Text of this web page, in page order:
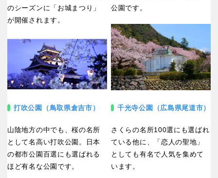
のシーズンに「お城まつり」
が開催されます。
公園です。
打吹公園（鳥取県倉吉市）
山陰地方の中でも、桜の名所
として名高い打吹公園。日本
の都市公園百選にも選ばれる
ほど有名な公園です。
千光寺公園（広島県尾道市）
さくらの名所100選にも選ばれ
ている他に、「恋人の聖地」
としても有名で人気を集めて
います。